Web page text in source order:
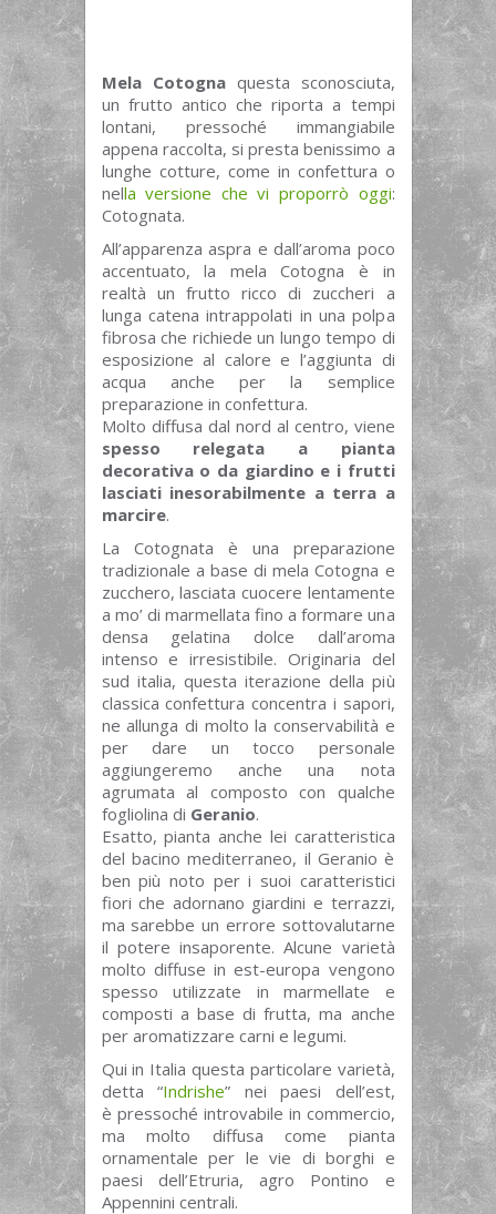
Mela Cotognaquesta sconosciuta,
un frutto antico che riporta a tempi
lontani, pressoché immangiabile
appena raccolta, si presta benissimo a
lunghe cotture, come in confettura o
nella versione che vi proporrò oggi:
Cotognata.
All’apparenza aspra e dall’aroma poco
accentuato, la mela Cotogna è in
realtà un frutto ricco di zuccheri a
lunga catena intrappolati in una polpa
fibrosa che richiede un lungo tempo di
esposizione al calore e l’aggiunta di
acqua anche per la semplice
preparazione in confettura.
Molto diffusa dal nord al centro, viene
spesso relegata a pianta
decorativa o da giardino e i frutti
lasciati inesorabilmente a terra a
marcire.
La Cotognata è una preparazione
tradizionale a base di mela Cotogna e
zucchero, lasciata cuocere lentamente
a mo’ di marmellata fino a formare una
densa gelatina dolce dall’aroma
intenso e irresistibile. Originaria del
sud italia, questa iterazione della più
classica confettura concentra i sapori,
ne allunga di molto la conservabilità e
per dare un tocco personale
aggiungeremo anche una nota
agrumata al composto con qualche
fogliolina di Geranio.
Esatto, pianta anche lei caratteristica
del bacino mediterraneo, il Geranio è
ben più noto per i suoi caratteristici
fiori che adornano giardini e terrazzi,
ma sarebbe un errore sottovalutarne
il potere insaporente. Alcune varietà
molto diffuse in est-europa vengono
spesso utilizzate in marmellate e
composti a base di frutta, ma anche
per aromatizzare carni e legumi.
Qui in Italia questa particolare varietà,
detta “Indrishe” nei paesi dell’est,
è pressoché introvabile in commercio,
ma molto diffusa come pianta
ornamentale per le vie di borghi e
paesi dell’Etruria, agro Pontino e
Appennini centrali.